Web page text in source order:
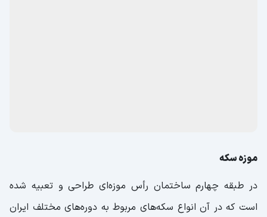
موزه سکه
در طبقه چهارم ساختمان رأس موزه‌ای طراحی و تعبیه شده
است که در آن انواع سکه‌های مربوط به دوره‌های مختلف ایران